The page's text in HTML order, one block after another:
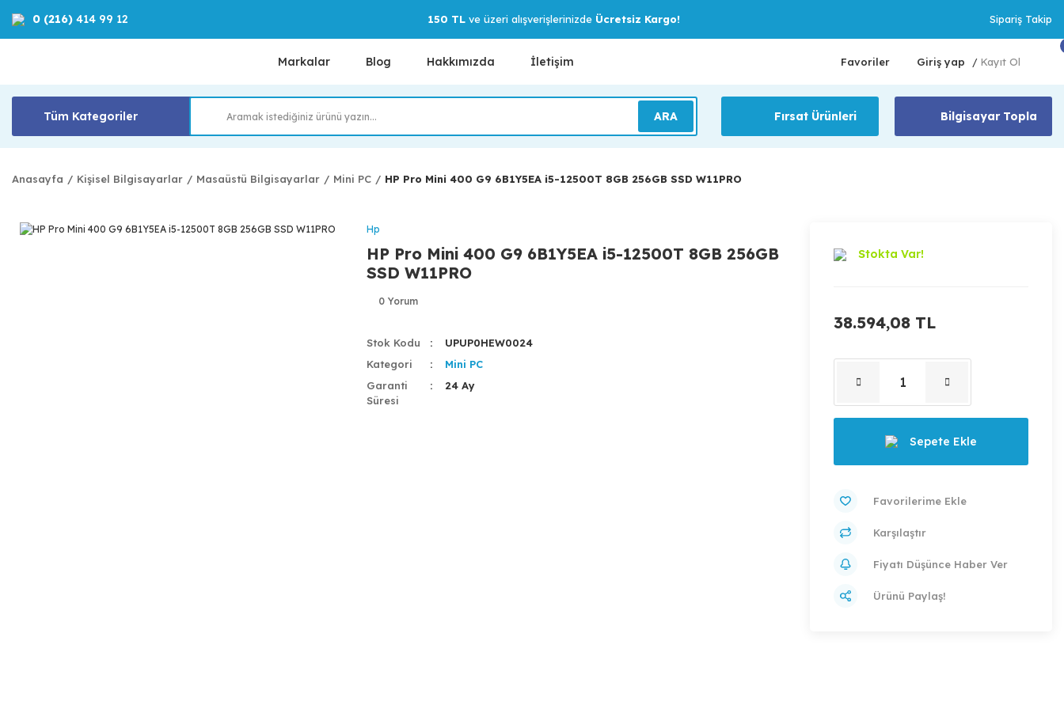
0 (216) 414 99 12 150 TLve üzeri alışverişlerinizde Ücretsiz Kargo! Sipariş Takip
Markalar Blog Hakkımızda İletişim Favoriler Giriş yap / Kayıt Ol
Tüm Kategoriler ARA Fırsat Ürünleri Bilgisayar Topla
Anasayfa Kişisel Bilgisayarlar Masaüstü Bilgisayarlar Mini PC HP Pro Mini 400 G9 6B1Y5EA i5-12500T 8GB 256GB SSD W11PRO
Hp
HP Pro Mini 400 G9 6B1Y5EA i5-12500T 8GB 256GB
SSD W11PRO
0 Yorum
Stok Kodu
UPUP0HEW0024
Kategori
Mini PC
Garanti
Süresi
24 Ay
Stokta Var!
38.594,08 TL
Sepete Ekle
Karşılaştır
Fiyatı Düşünce Haber Ver
Ürünü Paylaş!